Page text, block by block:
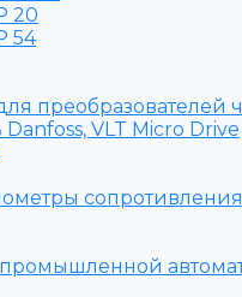
20
54
преобразователей
VLT Micro Drive